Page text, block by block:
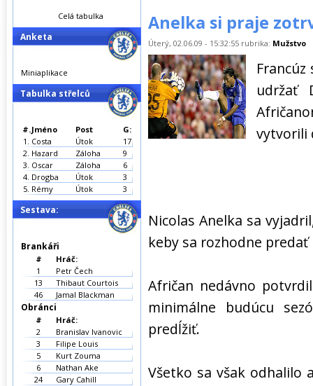
Anelka si praje
Úterý, 02.06.09 - 15:32:55 rubrika: Mužstvo
udržať
vytvorili
Nicolas Anelka sa
keby sa rozhodne
Afričan nedávno
minimálne budúcu
predĺžiť.
Všetko sa však odhalilo
Celá tabulka
Anketa
Miniaplikace
Tabulka střelců
#.Jméno Post
G:
1. Costa Útok
17
2. Hazard Záloha
9
3. Oscar Záloha
6
4. Drogba Útok
3
5. Rémy Útok 3
Sestava:
Brankáři
#
Hráč:
1
Petr Čech
13
Thibaut Courtois
46
Jamal Blackman
Obránci
#
Hráč:
2
Branislav Ivanovic
3
Filipe Louis
5
Kurt Zouma
6
Nathan Ake
24
Gary Cahill